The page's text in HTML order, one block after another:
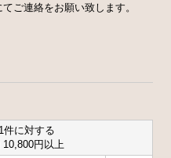
ご連絡をお願い致します。
件に対する
円以上